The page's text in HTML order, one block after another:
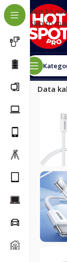
Skip to
Skip to
Data